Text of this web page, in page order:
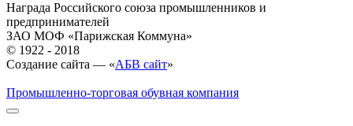
Награда Российского союза промышленников и
предпринимателей
ЗАО МОФ «Парижская Коммуна»
© 1922 - 2018
Создание сайта — «АБВ сайт»
Промышленно-торговая обувная компания